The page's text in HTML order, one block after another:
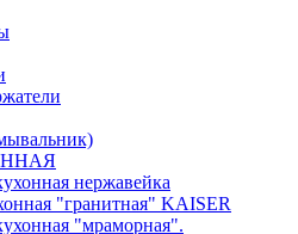
нержавейка
"гранитная" KAISER
"мраморная".